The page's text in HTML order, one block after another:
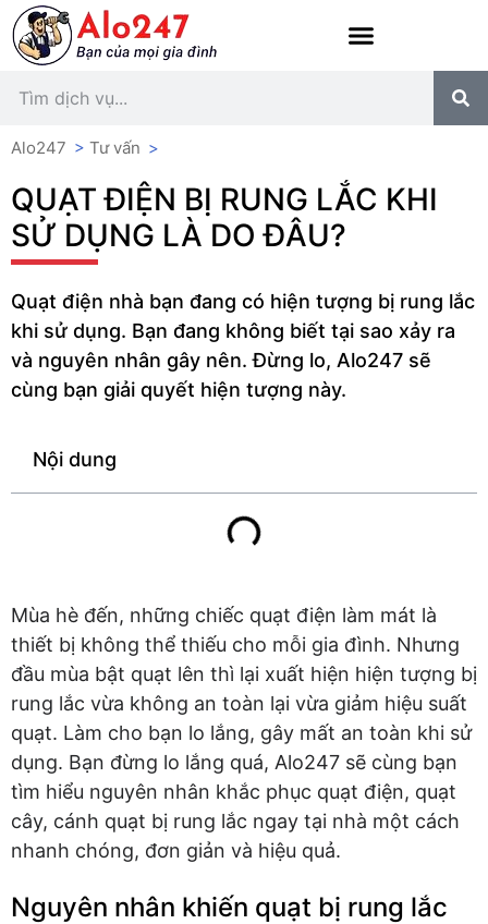
Alo247 > Tư vấn >
QUẠT ĐIỆN BỊ RUNG LẮC KHI
SỬ DỤNG LÀ DO ĐÂU?
Quạt điện nhà bạn đang có hiện tượng bị rung lắc
khi sử dụng. Bạn đang không biết tại sao xảy ra
và nguyên nhân gây nên. Đừng lo, Alo247 sẽ
cùng bạn giải quyết hiện tượng này.
Nội dung
Mùa hè đến, những chiếc quạt điện làm mát là
thiết bị không thể thiếu cho mỗi gia đình. Nhưng
đầu mùa bật quạt lên thì lại xuất hiện hiện tượng bị
rung lắc vừa không an toàn lại vừa giảm hiệu suất
quạt. Làm cho bạn lo lắng, gây mất an toàn khi sử
dụng. Bạn đừng lo lắng quá, Alo247 sẽ cùng bạn
tìm hiểu nguyên nhân khắc phục quạt điện, quạt
cây, cánh quạt bị rung lắc ngay tại nhà một cách
nhanh chóng, đơn giản và hiệu quả.
Nguyên nhân khiến quạt bị rung lắc